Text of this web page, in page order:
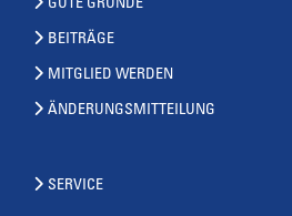
GUTE GRÜNDE
BEITRÄGE
MITGLIED WERDEN
ÄNDERUNGSMITTEILUNG
SERVICE